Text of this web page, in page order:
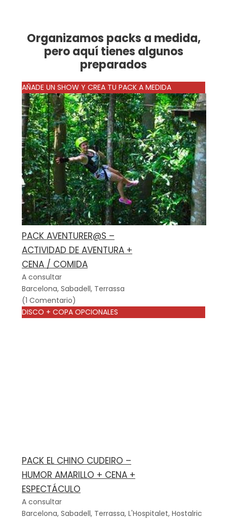
Organizamos packs a medida,
pero aquí tienes algunos
preparados
AÑADE UN SHOW Y CREA TU PACK A MEDIDA
PACK AVENTURER@S –
ACTIVIDAD DE AVENTURA +
CENA / COMIDA
A consultar
Barcelona, Sabadell, Terrassa
(1 Comentario)
DISCO + COPA OPCIONALES
PACK EL CHINO CUDEIRO –
HUMOR AMARILLO + CENA +
ESPECTÁCULO
A consultar
Barcelona, Sabadell, Terrassa, L'Hospitalet, Hostalric